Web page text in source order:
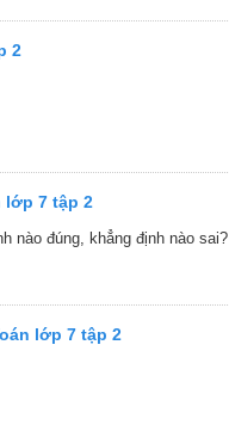
2
lớp 7 tập 2
nào đúng, khẳng định nào sai?
lớp 7 tập 2